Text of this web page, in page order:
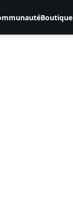
Boutique